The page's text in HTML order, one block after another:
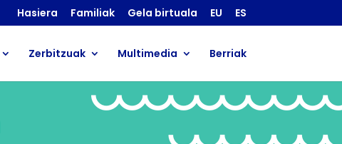
Hasiera Familiak Gela birtuala EU ES
Zerbitzuak Multimedia Berriak